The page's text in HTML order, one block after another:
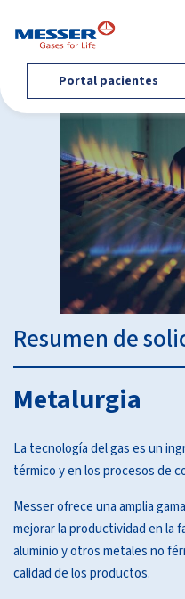
Portal pacientes
Resumen de
Metalurgia
La tecnología del gas es un
térmico y en los procesos de
Messer ofrece una amplia
mejorar la productividad en la
aluminio y otros metales no
calidad de los productos.